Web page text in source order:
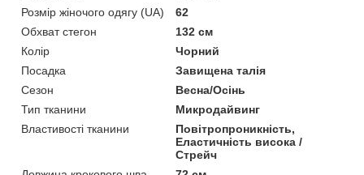
Розмір жіночого одягу (UA)
62
Обхват стегон
132 см
Колір
Чорний
Посадка
Завищена талія
Сезон
Весна/Осінь
Тип тканини
Микродайвинг
Властивості тканини
Повітропроникність,
Еластичність висока /
Стрейч